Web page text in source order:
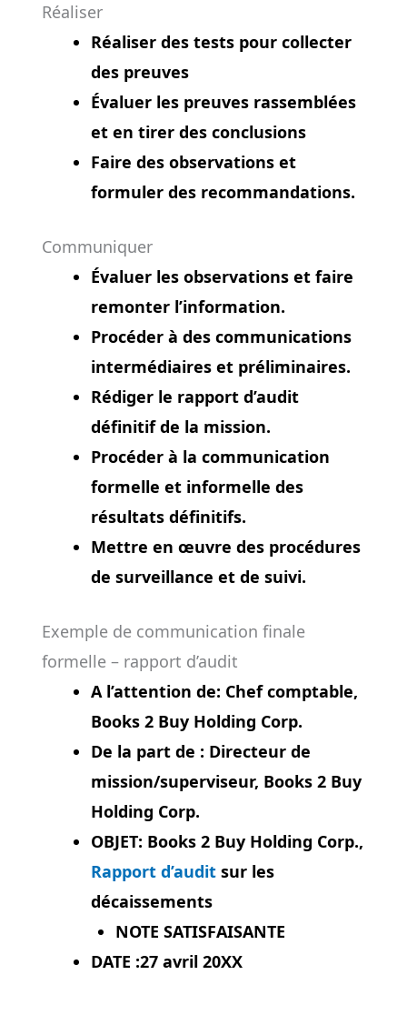
Réaliser
Réaliser des tests pour collecter
des preuves
Évaluer les preuves rassemblées
et en tirer des conclusions
Faire des observations et
formuler des recommandations.
Communiquer
Évaluer les observations et faire
remonter l’information.
Procéder à des communications
intermédiaires et préliminaires.
Rédiger le rapport d’audit
définitif de la mission.
Procéder à la communication
formelle et informelle des
résultats définitifs.
Mettre en œuvre des procédures
de surveillance et de suivi.
Exemple de communication finale
formelle – rapport d’audit
A l’attention de: Chef comptable,
Books 2 Buy Holding Corp.
De la part de : Directeur de
mission/superviseur, Books 2 Buy
Holding Corp.
OBJET: Books 2 Buy Holding Corp.,
Rapport d’auditsur les
décaissements
NOTE SATISFAISANTE
DATE :27 avril 20XX